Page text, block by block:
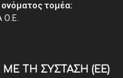
ονόματος τομέα:
Ο.Ε.
ΤΗ ΣΎΣΤΑΣΗ (ΕΕ)